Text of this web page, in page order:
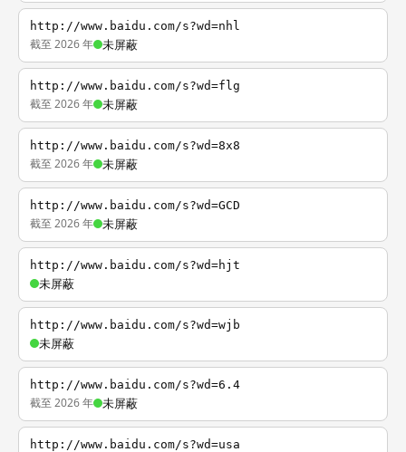
http://www.baidu.com/s?wd=nhl
截至 2026 年 未屏蔽
http://www.baidu.com/s?wd=flg
截至 2026 年 未屏蔽
http://www.baidu.com/s?wd=8x8
截至 2026 年 未屏蔽
http://www.baidu.com/s?wd=GCD
截至 2026 年 未屏蔽
http://www.baidu.com/s?wd=hjt
未屏蔽
http://www.baidu.com/s?wd=wjb
未屏蔽
http://www.baidu.com/s?wd=6.4
截至 2026 年 未屏蔽
http://www.baidu.com/s?wd=usa